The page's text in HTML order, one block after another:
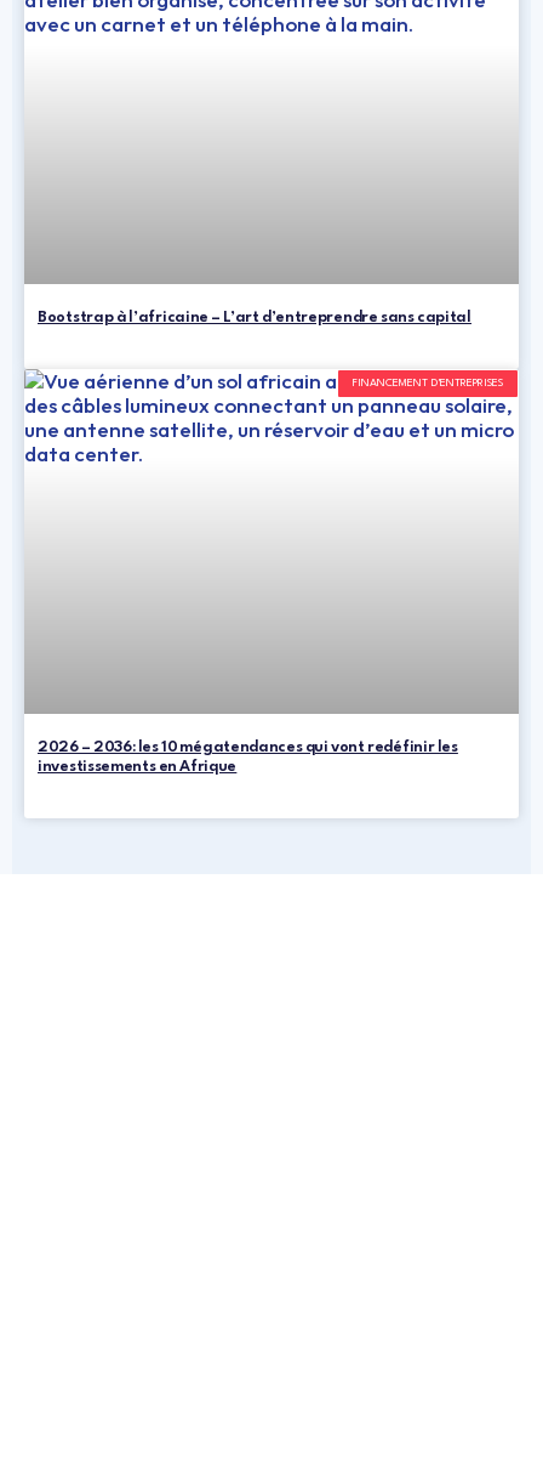
Bootstrap à l’africaine – L’art d’entreprendre sans capital
FINANCEMENT D'ENTREPRISES
2026 – 2036: les 10 mégatendances qui vont redéfinir les
investissements en Afrique